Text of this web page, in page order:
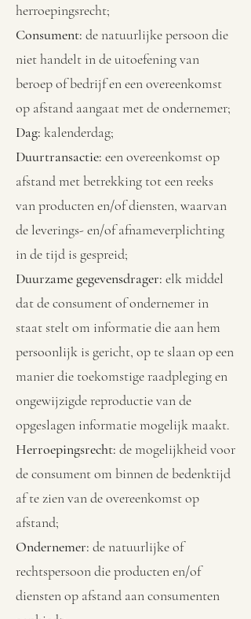
herroepingsrecht;
Consument: de natuurlijke persoon die
niet handelt in de uitoefening van
beroep of bedrijf en een overeenkomst
op afstand aangaat met de ondernemer;
Dag: kalenderdag;
Duurtransactie: een overeenkomst op
afstand met betrekking tot een reeks
van producten en/of diensten, waarvan
de leverings- en/of afnameverplichting
in de tijd is gespreid;
Duurzame gegevensdrager: elk middel
dat de consument of ondernemer in
staat stelt om informatie die aan hem
persoonlijk is gericht, op te slaan op een
manier die toekomstige raadpleging en
ongewijzigde reproductie van de
opgeslagen informatie mogelijk maakt.
Herroepingsrecht: de mogelijkheid voor
de consument om binnen de bedenktijd
af te zien van de overeenkomst op
afstand;
Ondernemer: de natuurlijke of
rechtspersoon die producten en/of
diensten op afstand aan consumenten